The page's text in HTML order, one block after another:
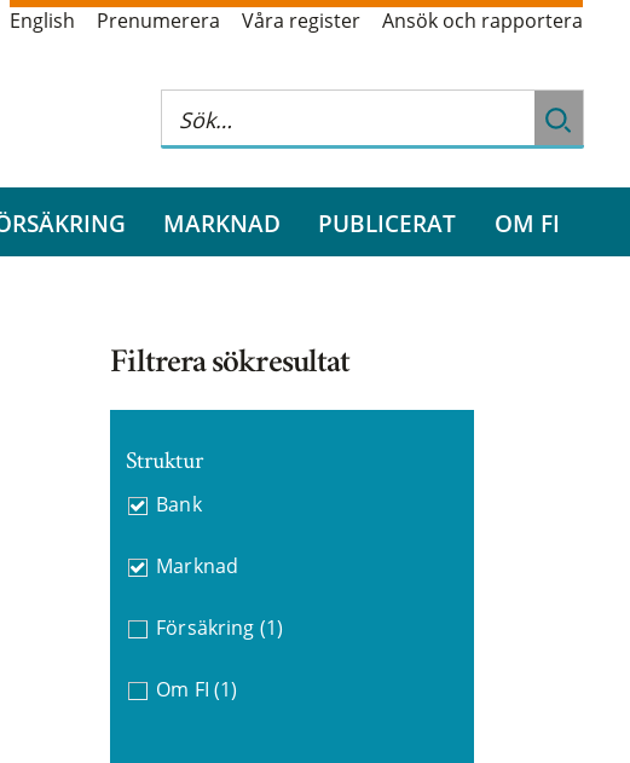
English Prenumerera Våra register Ansök och rapportera
MARKNAD PUBLICERAT OM FI
Filtrera sökresultat
Struktur
Bank
Marknad
Försäkring (1)
Om FI (1)